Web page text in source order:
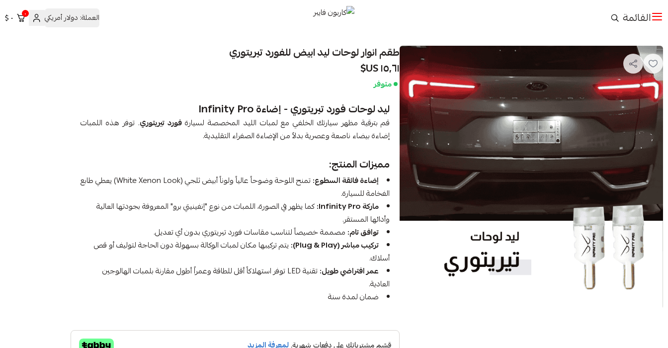
القائمة العملة: دولار أمريكي ٠ ٠ $
طقم انوار لوحات ليد ابيض للفورد تيريتوري
١٥٫٦١ US$
متوفر
ليد لوحات فورد تيريتوري - إضاءة Infinity Pro
قم بترقية مظهر سيارتك الخلفي مع لمبات الليد المخصصة لسيارةفورد تيريتوري. توفر هذه اللمبات
إضاءة بيضاء ناصعة وعصرية بدلاً من الإضاءة الصفراء التقليدية.
مميزات المنتج:
إضاءة فائقة السطوع:
تمنح اللوحة وضوحاً عالياً ولوناً أبيض ثلجي (White Xenon Look) يعطي طابع
الفخامة للسيارة.
ماركة Infinity Pro:
كما يظهر في الصورة، اللمبات من نوع "إنفينيتي برو" المعروفة بجودتها العالية
وأدائها المستقر.
توافق تام: مصممة خصيصاً لتناسب مقاسات فورد تيريتوري بدون أي تعديل.
تركيب مباشر (Plug & Play):
يتم تركيبها مكان لمبات الوكالة بسهولة دون الحاجة لتوليف أو قص
أسلاك.
عمر افتراضي طويل:
تقنية LED توفر استهلاكاً أقل للطاقة وعمراً أطول مقارنة بلمبات الهالوجين
العادية.
ضمان لمدة سنة